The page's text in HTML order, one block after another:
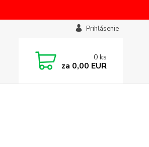
Prihlásenie
0 ks
za 0,00 EUR